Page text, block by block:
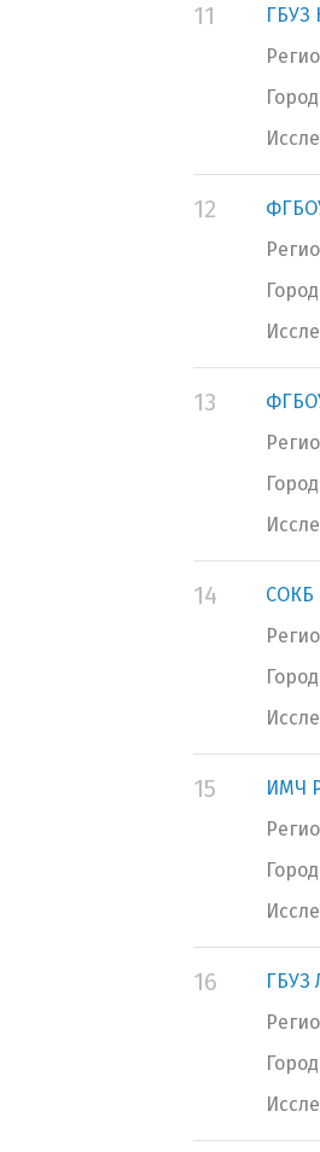
11
ГБУЗ
Город
12
Город
13
Город
14
СОКБ
Город
15
ИМЧ
Город
16
ГБУЗ
Город